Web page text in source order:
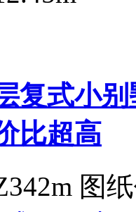
复式小
比超高
图